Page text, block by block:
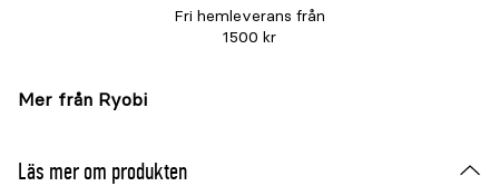
Fri hemleverans från
1500 kr
Mer från Ryobi
Läs mer om produkten